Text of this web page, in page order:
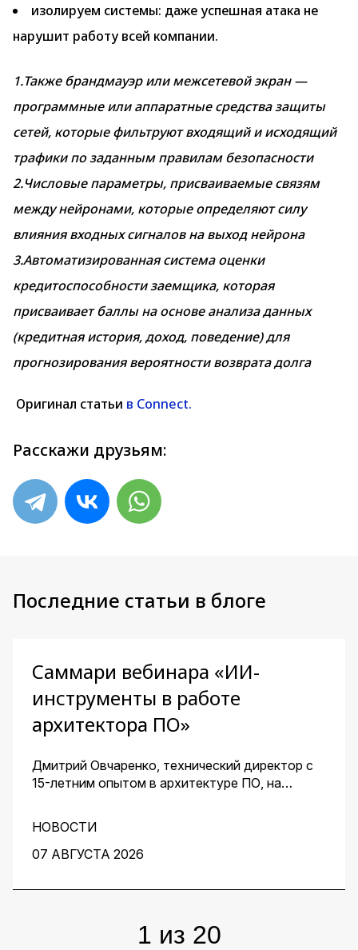
изолируем системы: даже успешная атака не
нарушит работу всей компании.
1.Также брандмауэр или межсетевой экран —
программные или аппаратные средства защиты
сетей, которые фильтруют входящий и исходящий
трафики по заданным правилам безопасности
2.Числовые параметры, присваиваемые связям
между нейронами, которые определяют силу
влияния входных сигналов на выход нейрона
3.Автоматизированная система оценки
кредитоспособности заемщика, которая
присваивает баллы на основе анализа данных
(кредитная история, доход, поведение) для
прогнозирования вероятности возврата долга
Оригинал статьи в Connect.
Расскажи друзьям:
Последние статьи в блоге
Саммари вебинара «ИИ-
инструменты в работе
архитектора ПО»
Дмитрий Овчаренко, технический директор с
15-летним опытом в архитектуре ПО, на
архитектору ускорить работу на всех этапах:
от чистого листа до готовых артефактов для
НОВОСТИ
07 АВГУСТА 2026
1 из 20